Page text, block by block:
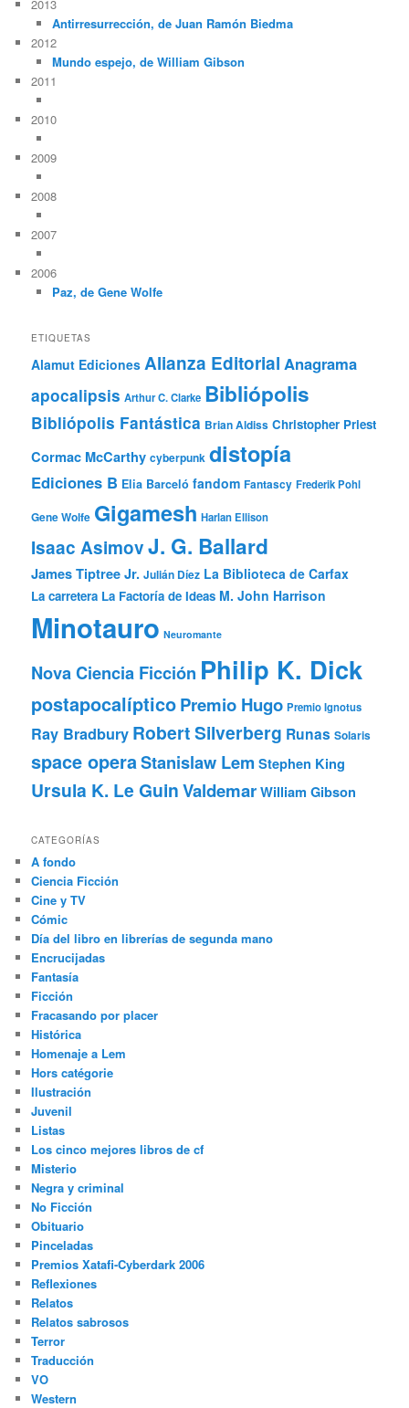
2013
Antirresurrección, de Juan Ramón Biedma
2012
Mundo espejo, de William Gibson
2011
2010
2009
2008
2007
2006
Paz, de Gene Wolfe
ETIQUETAS
Alamut Ediciones Alianza Editorial Anagrama
apocalipsis Arthur C. Clarke Bibliópolis
Bibliópolis Fantástica Brian Aldiss Christopher Priest
Cormac McCarthy cyberpunk distopía
Ediciones B Elia Barceló fandom Fantascy Frederik Pohl
Gene Wolfe Gigamesh Harlan Ellison
Isaac AsimovJ. G. Ballard
James Tiptree Jr. Julián Díez La Biblioteca de Carfax
La carretera La Factoría de Ideas M. John Harrison
Minotauro Neuromante
Nova Ciencia Ficción Philip K. Dick
postapocalípticoPremio Hugo Premio Ignotus
Ray Bradbury Robert Silverberg Runas Solaris
space operaStanislaw Lem Stephen King
Ursula K. Le GuinValdemarWilliam Gibson
CATEGORÍAS
A fondo
Ciencia Ficción
Cine y TV
Cómic
Día del libro en librerías de segunda mano
Encrucijadas
Fantasía
Ficción
Fracasando por placer
Histórica
Homenaje a Lem
Hors catégorie
Ilustración
Juvenil
Listas
Los cinco mejores libros de cf
Misterio
Negra y criminal
No Ficción
Obituario
Pinceladas
Premios Xatafi-Cyberdark 2006
Reflexiones
Relatos
Relatos sabrosos
Terror
Traducción
VO
Western